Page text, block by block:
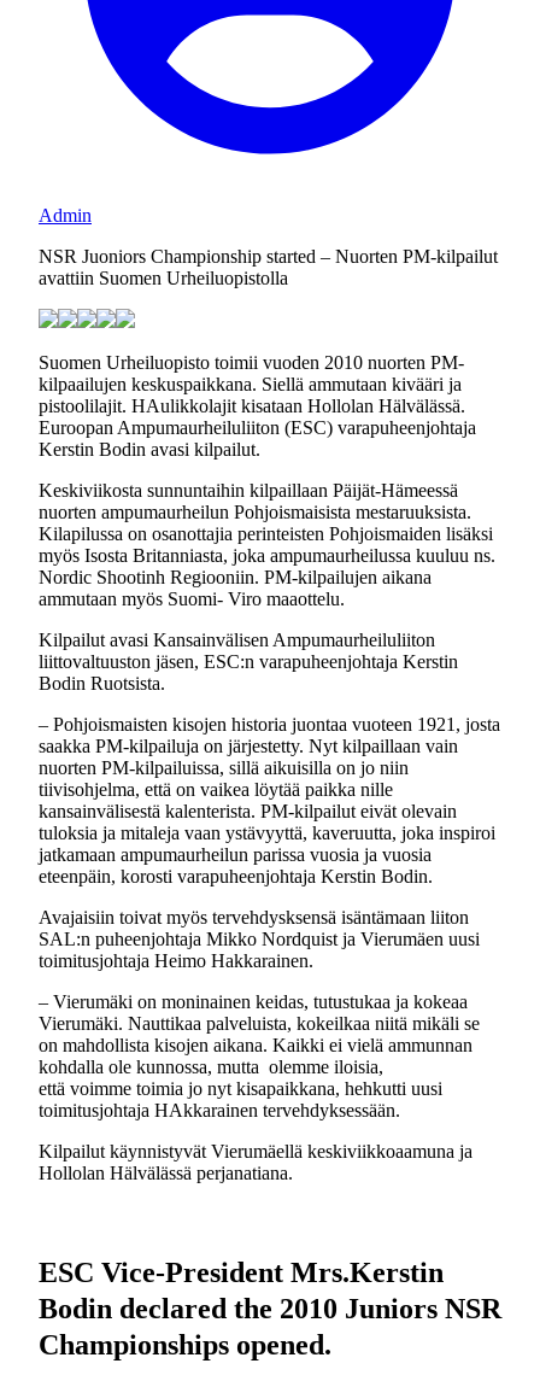
Admin
NSR Juoniors Championship started – Nuorten PM-kilpailut
avattiin Suomen Urheiluopistolla
Suomen Urheiluopisto toimii vuoden 2010 nuorten PM-
kilpaailujen keskuspaikkana. Siellä ammutaan kivääri ja
pistoolilajit. HAulikkolajit kisataan Hollolan Hälvälässä.
Euroopan Ampumaurheiluliiton (ESC) varapuheenjohtaja
Kerstin Bodin avasi kilpailut.
Keskiviikosta sunnuntaihin kilpaillaan Päijät-Hämeessä
nuorten ampumaurheilun Pohjoismaisista mestaruuksista.
Kilapilussa on osanottajia perinteisten Pohjoismaiden lisäksi
myös Isosta Britanniasta, joka ampumaurheilussa kuuluu ns.
Nordic Shootinh Regiooniin. PM-kilpailujen aikana
ammutaan myös Suomi- Viro maaottelu.
Kilpailut avasi Kansainvälisen Ampumaurheiluliiton
liittovaltuuston jäsen, ESC:n varapuheenjohtaja Kerstin
Bodin Ruotsista.
– Pohjoismaisten kisojen historia juontaa vuoteen 1921, josta
saakka PM-kilpailuja on järjestetty. Nyt kilpaillaan vain
nuorten PM-kilpailuissa, sillä aikuisilla on jo niin
tiivisohjelma, että on vaikea löytää paikka nille
kansainvälisestä kalenterista. PM-kilpailut eivät olevain
tuloksia ja mitaleja vaan ystävyyttä, kaveruutta, joka inspiroi
jatkamaan ampumaurheilun parissa vuosia ja vuosia
eteenpäin, korosti varapuheenjohtaja Kerstin Bodin.
Avajaisiin toivat myös tervehdysksensä isäntämaan liiton
SAL:n puheenjohtaja Mikko Nordquist ja Vierumäen uusi
toimitusjohtaja Heimo Hakkarainen.
– Vierumäki on moninainen keidas, tutustukaa ja kokeaa
Vierumäki. Nauttikaa palveluista, kokeilkaa niitä mikäli se
on mahdollista kisojen aikana. Kaikki ei vielä ammunnan
kohdalla ole kunnossa, mutta olemme iloisia,
että voimme toimia jo nyt kisapaikkana, hehkutti uusi
toimitusjohtaja HAkkarainen tervehdyksessään.
Kilpailut käynnistyvät Vierumäellä keskiviikkoaamuna ja
Hollolan Hälvälässä perjanatiana.
ESC Vice-President Mrs.Kerstin
Bodin declared the 2010 Juniors NSR
Championships opened.